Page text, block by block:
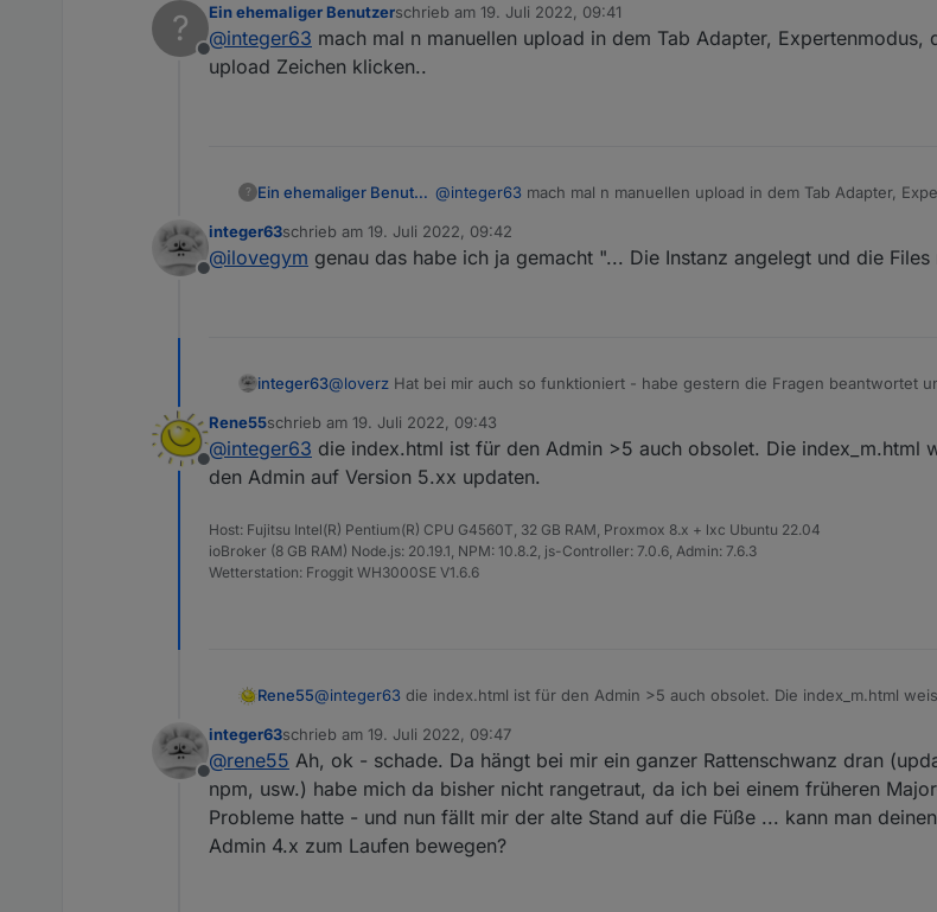
@Rene55habe gerade den Adapter installiert (0.0.14 - und auch von mir vielen
Instanz angelegt und die Files mit Upload hochgeladen, aber er findet die
Im Log ist mir aufgefallen, dass er eine index_m.html kopiert hat:
?
Offline
Ein ehemaliger Benutzerschrieb am 19. Juli 2022, 09:41
zuletzt editiert von
@integer63 mach mal n manuellen upload in dem Tab Adapter, Expertenmodus,
upload Zeichen klicken..
? Ein ehemaliger Benutzer @integer63 mach mal n manuellen upload in dem Tab Adapter, Expertenmodus, dann bei dem SolarmanPV
Offline
integer63schrieb am 19. Juli 2022, 09:42
zuletzt editiert von
@ilovegym genau das habe ich ja gemacht "... Die Instanz angelegt und die
integer63@loverz Hat bei mir auch so funktioniert - habe gestern die Fragen beantwortet
@Rene55 habe gerade den Adapter installiert (0.0.14 - und auch von mir vielen
Instanz angelegt und die Files mit Upload hochgeladen, aber er findet die
Irgendeine Idee?
Offline
Rene55schrieb am 19. Juli 2022, 09:43
zuletzt editiert von
@integer63 die index.html ist für den Admin >5 auch obsolet. Die index_m.html
den Admin auf Version 5.xx updaten.
Host: Fujitsu Intel(R) Pentium(R) CPU G4560T, 32 GB RAM, Proxmox 8.x + lxc Ubuntu 22.04
ioBroker (8 GB RAM) Node.js: 20.19.1, NPM: 10.8.2, js-Controller: 7.0.6, Admin: 7.6.3
Wetterstation: Froggit WH3000SE V1.6.6
Rene55@integer63 die index.html ist für den Admin >5 auch obsolet. Die index_m.html
Offline
integer63schrieb am 19. Juli 2022, 09:47
zuletzt editiert von
@rene55 Ah, ok - schade. Da hängt bei mir ein ganzer Rattenschwanz dran
npm, usw.) habe mich da bisher nicht rangetraut, da ich bei einem früheren
Probleme hatte - und nun fällt mir der alte Stand auf die Füße ... kann man
Admin 4.x zum Laufen bewegen?